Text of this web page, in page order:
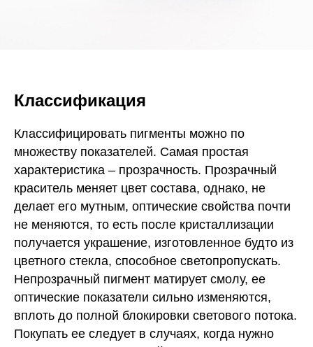
Классификация
Классифицировать пигменты можно по
множеству показателей. Самая простая
характеристика – прозрачность. Прозрачный
краситель меняет цвет состава, однако, не
делает его мутным, оптические свойства почти
не меняются, то есть после кристаллизации
получается украшение, изготовленное будто из
цветного стекла, способное светопропускать.
Непрозрачный пигмент матирует смолу, ее
оптические показатели сильно изменяются,
вплоть до полной блокировки светового потока.
Покупать ее следует в случаях, когда нужно